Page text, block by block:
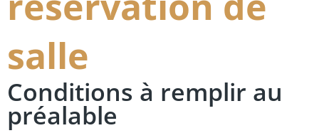
salle
Conditions à remplir au
préalable